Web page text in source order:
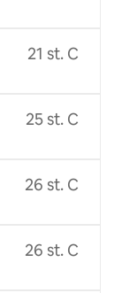
21 st. C
25 st. C
26 st. C
26 st. C